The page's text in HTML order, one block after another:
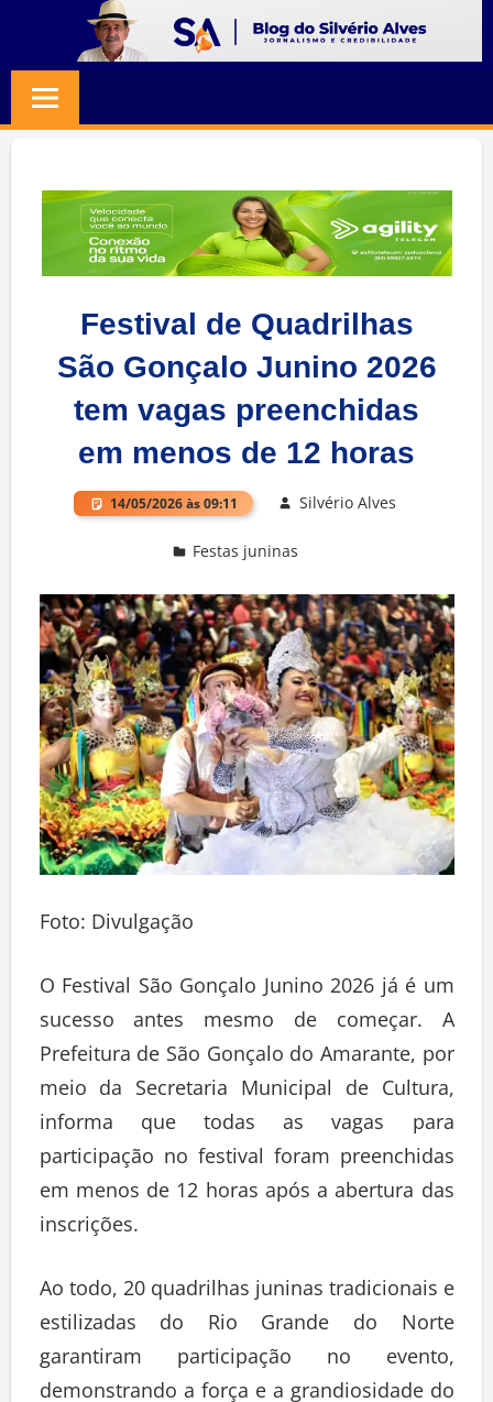
content
SILVERIO
ALVES
Jornalismo
Credibilidade
Festival de Quadrilhas
São Gonçalo Junino 2026
tem vagas preenchidas
em menos de 12 horas
14/05/2026 às 09:11 Silvério Alves
Festas juninas
Foto: Divulgação
O Festival São Gonçalo Junino 2026 já é um
sucesso antes mesmo de começar. A
Prefeitura de São Gonçalo do Amarante, por
meio da Secretaria Municipal de Cultura,
informa que todas as vagas para
participação no festival foram preenchidas
em menos de 12 horas após a abertura das
inscrições.
Ao todo, 20 quadrilhas juninas tradicionais e
estilizadas do Rio Grande do Norte
garantiram participação no evento,
demonstrando a força e a grandiosidade do